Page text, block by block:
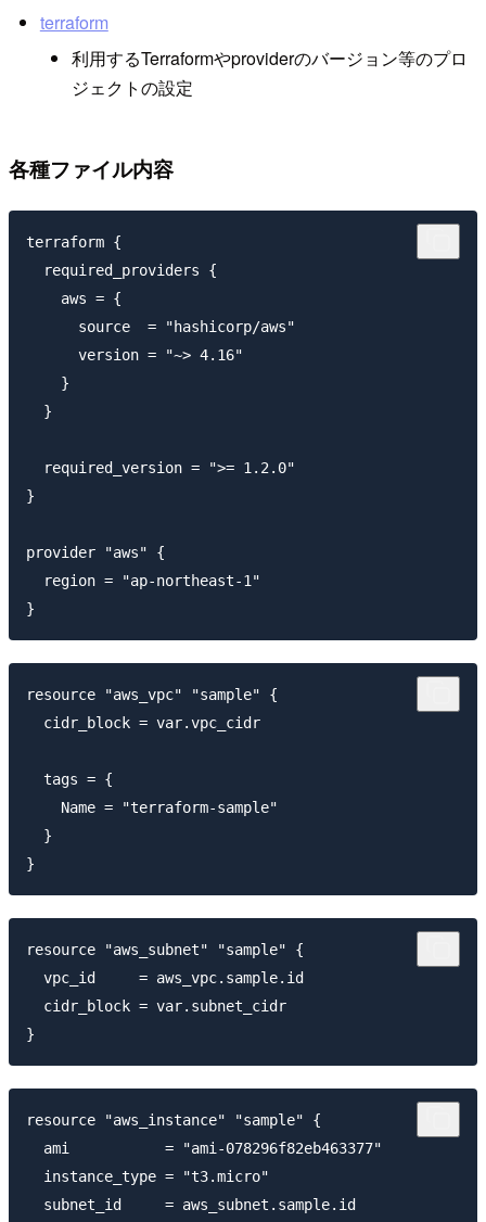
terraform
利用するTerraformやproviderのバージョン等のプロ
ジェクトの設定
各種ファイル内容
terraform {
  required_providers {
    aws = {
      source  = "hashicorp/aws"
      version = "~> 4.16"
    }
  }
  required_version = ">= 1.2.0"
}
provider "aws" {
  region = "ap-northeast-1"
resource "aws_vpc" "sample" {
  cidr_block = var.vpc_cidr
  tags = {
    Name = "terraform-sample"
  }
resource "aws_subnet" "sample" {
  vpc_id     = aws_vpc.sample.id
  cidr_block = var.subnet_cidr
resource "aws_instance" "sample" {
  ami           = "ami-078296f82eb463377"
  instance_type = "t3.micro"
  subnet_id     = aws_subnet.sample.id